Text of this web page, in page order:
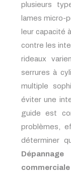
plusieurs
lames micro-
leur capacité
contre les
rideaux
serrures à
multiple
éviter une
guide est
problèmes,
déterminer
commerciale